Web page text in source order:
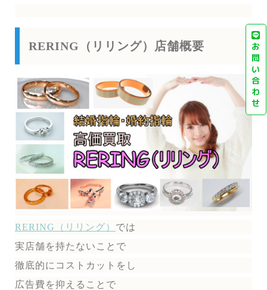
RERING（リリング）店舗概要
RERING（リリング） では
実店舗を持たないことで
徹底的にコストカットをし
広告費を抑えることで
お
問
い
合
わ
せ